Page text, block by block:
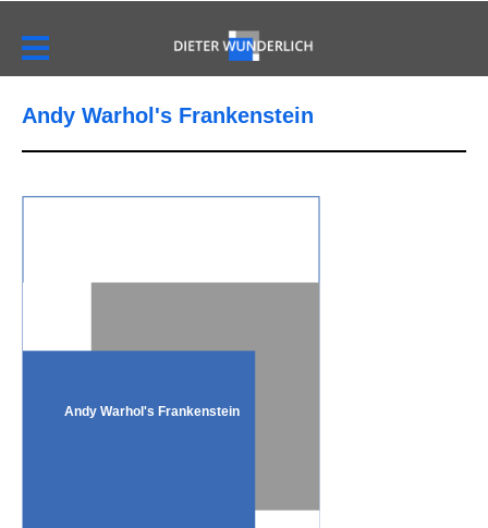
Andy Warhol's Frankenstein
Andy Warhol's Frankenstein